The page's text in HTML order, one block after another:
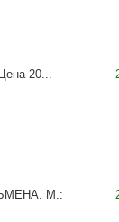
20...
М.: